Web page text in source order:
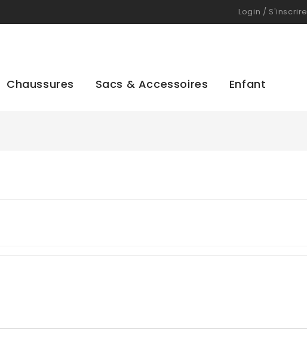
Login / S'inscrire
Chaussures Sacs & Accessoires Enfant